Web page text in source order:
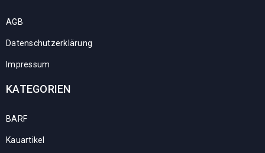
AGB
Datenschutzerklärung
Impressum
KATEGORIEN
BARF
Kauartikel